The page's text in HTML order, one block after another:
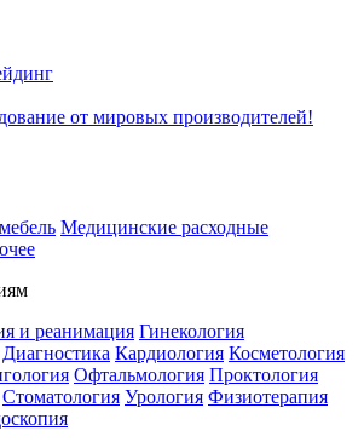
от мировых производителей!
Медицинские расходные
и реанимация Гинекология
Диагностика Кардиология Косметология
Офтальмология Проктология
Стоматология Урология Физиотерапия